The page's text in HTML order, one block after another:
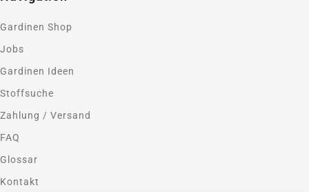
Gardinen Shop
Jobs
Gardinen Ideen
Stoffsuche
Zahlung / Versand
FAQ
Glossar
Kontakt